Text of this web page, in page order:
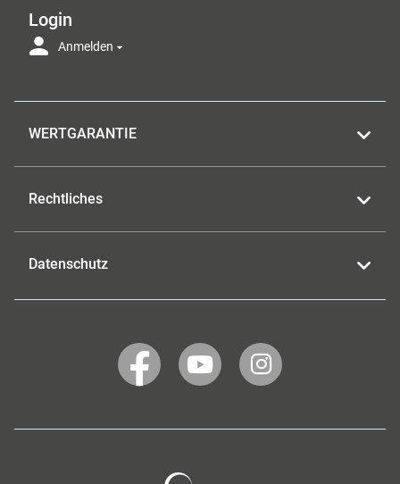
Login
Anmelden
WERTGARANTIE
Rechtliches
Datenschutz
WERTGARANTIE
auf
WERTGARANTIE
auf
WERTGARANTIE
auf